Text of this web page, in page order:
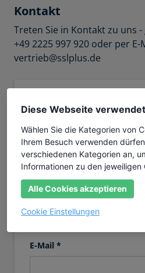
Kontakt
Treten Sie in Kontakt zu uns
+49 2225 997 920 oder per E-
vertrieb@sslplus.de
Vorname *
Nachname *
E-Mail *
Diese Webseite
Wählen Sie die Kategorien von
Ihrem Besuch verwenden
verschiedenen Kategorien an,
Informationen zu den jeweiligen
Alle Cookies akzeptieren
Cookie Einstellungen